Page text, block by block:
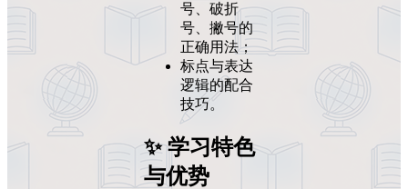
号、破折
号、撇号的
正确用法；
标点与表达
逻辑的配合
技巧。
✨ 学习特色
与优势